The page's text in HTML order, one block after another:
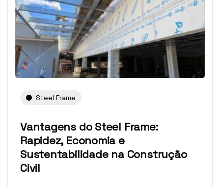
Steel Frame
Vantagens do Steel Frame:
Rapidez, Economia e
Sustentabilidade na Construção
Civil